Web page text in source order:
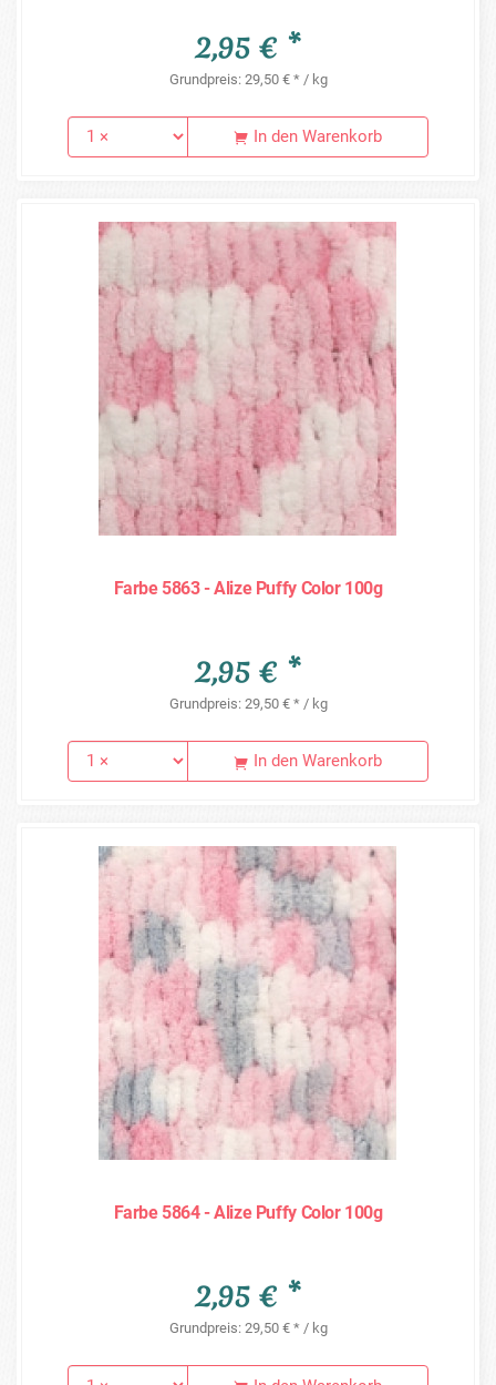
2,95 € *
Grundpreis: 29,50 € * / kg
In den Warenkorb
Farbe 5863 - Alize Puffy Color 100g
2,95 € *
Grundpreis: 29,50 € * / kg
In den Warenkorb
Farbe 5864 - Alize Puffy Color 100g
2,95 € *
Grundpreis: 29,50 € * / kg